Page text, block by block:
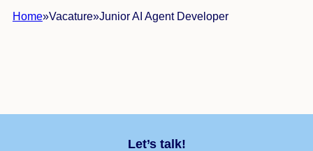
Home»Vacature»Junior AI Agent Developer
Let’s talk!